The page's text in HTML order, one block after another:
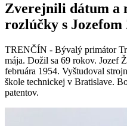
Zverejnili dátum a
rozlúčky s Jozefom
TRENČÍN - Bývalý primátor
mája. Dožil sa 69 rokov. Jozef
februára 1954. Vyštudoval
škole technickej v Bratislave.
patentov.